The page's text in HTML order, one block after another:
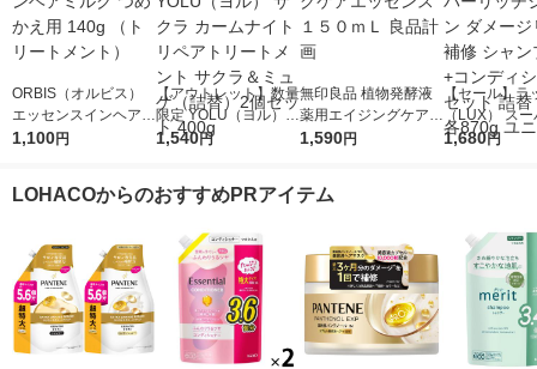
ORBIS（オルビス）
エッセンスインヘアミ
ルク つめかえ用 140g
1,100円
【アウトレット】数量
限定 YOLU（ヨル）
サクラ カームナイト
替）2個セット 400g
1,540円
無印良品 植物発酵液
薬用エイジングケアエ
ッセンス １５０ｍＬ
1,590円
【セール】ラ
（LUX） ス
ッチシャイン
1,680円
LOHACOからのおすすめPRアイテム